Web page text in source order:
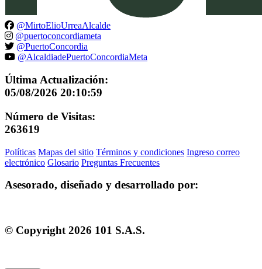
@MirtoElioUrreaAlcalde
@puertoconcordiameta
@PuertoConcordia
@AlcaldiadePuertoConcordiaMeta
Última Actualización:
05/08/2026 20:10:59
Número de Visitas:
263619
Políticas Mapas del sitio Términos y condiciones Ingreso correo
electrónico Glosario Preguntas Frecuentes
Asesorado, diseñado y desarrollado por:
© Copyright 2026 101 S.A.S.